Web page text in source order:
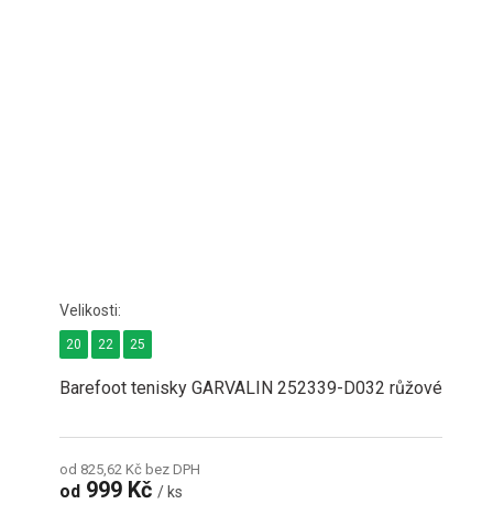
Barefoot tenisky GARVALIN 252339-D032 růžové
od 825,62 Kč bez DPH
od 999 Kč/ ks
20 22 25